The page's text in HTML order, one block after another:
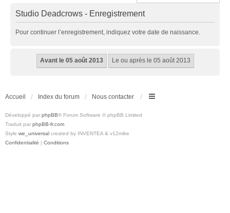
Studio Deadcrows - Enregistrement
Pour continuer l’enregistrement, indiquez votre date de naissance.
Accueil Index du forum Nous contacter
Développé par phpBB® Forum Software © phpBB Limited
Traduit par phpBB-fr.com
Style we_universal created by INVENTEA & v12mike
Confidentialité | Conditions